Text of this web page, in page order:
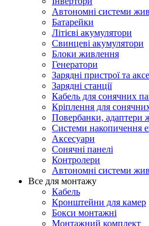
Автономні системи
Батарейки
Літієві акумулятори
Свинцеві акумулятори
Блоки живлення
Генератори
Зарядні пристрої та
Зарядні станції
Кабель для сонячних
Кріплення для
Повербанки, адаптери
Системи накопичення
Аксесуари
Сонячні панелі
Контролери
Автономні системи
Все для монтажу
Кабель
Кронштейни для камер
Бокси монтажні
Монтажний комплект